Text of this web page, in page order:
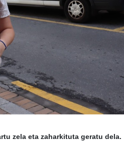
zela eta zaharkituta geratu dela.